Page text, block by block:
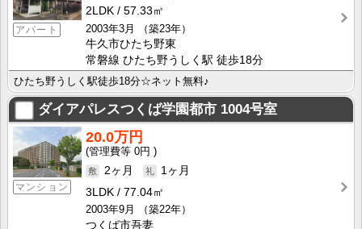
アパート
2LDK
57.33㎡
2003年3月
（築23年）
牛久市ひたち野東
常磐線 ひたち野うしく駅 徒歩18分
ひたち野うしく駅徒歩18分☆ネット無料♪
ダイアパレスつくば学園都市 1004号室
マンション
20.0万円
0円
2ヶ月
1ヶ月
3LDK
77.04㎡
2003年9月
（築22年）
つくば市吾妻